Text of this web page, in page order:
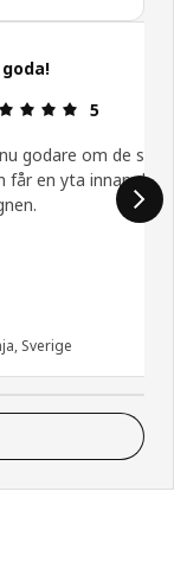
goda!
5
godare om de
får en yta innan de
Sverige